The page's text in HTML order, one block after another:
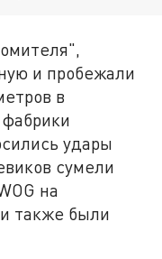
и пробежали
в
удары
сумели
на
также были